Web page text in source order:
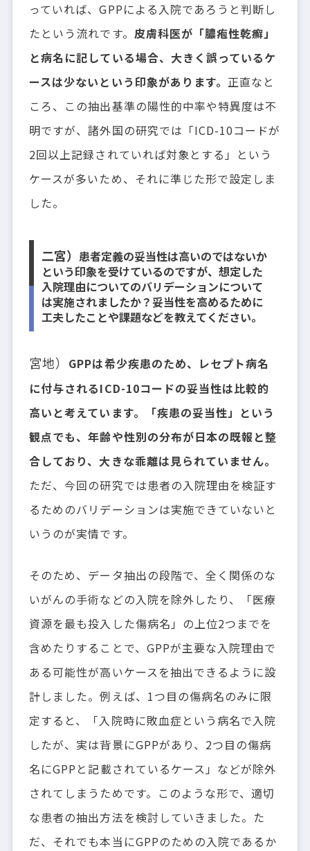
っていれば、GPPによる入院であろうと判断し
たという流れです。 皮膚科医が「膿疱性乾癬」
と病名に記している場合、大きく誤っているケ
ースは少ないという印象があります。 正直なと
ころ、この抽出基準の陽性的中率や特異度は不
明ですが、諸外国の研究では「ICD-10コードが
2回以上記録されていれば対象とする」という
ケースが多いため、それに準じた形で設定しま
した。
二宮） 患者定義の妥当性は高いのではないか
という印象を受けているのですが、想定した
入院理由についてのバリデーションについて
は実施されましたか？妥当性を高めるために
工夫したことや課題などを教えてください。
宮地） GPPは希少疾患のため、レセプト病名
に付与されるICD-10コードの妥当性は比較的
高いと考えています。「疾患の妥当性」という
観点でも、年齢や性別の分布が日本の既報と整
合しており、大きな乖離は見られていません。
ただ、今回の研究では患者の入院理由を検証す
るためのバリデーションは実施できていないと
いうのが実情です。
そのため、データ抽出の段階で、全く関係のな
いがんの手術などの入院を除外したり、「医療
資源を最も投入した傷病名」の上位2つまでを
含めたりすることで、GPPが主要な入院理由で
ある可能性が高いケースを抽出できるように設
計しました。例えば、1つ目の傷病名のみに限
定すると、「入院時に敗血症という病名で入院
したが、実は背景にGPPがあり、2つ目の傷病
名にGPPと記載されているケース」などが除外
されてしまうためです。このような形で、適切
な患者の抽出方法を検討していきました。た
だ、それでも本当にGPPのための入院であるか